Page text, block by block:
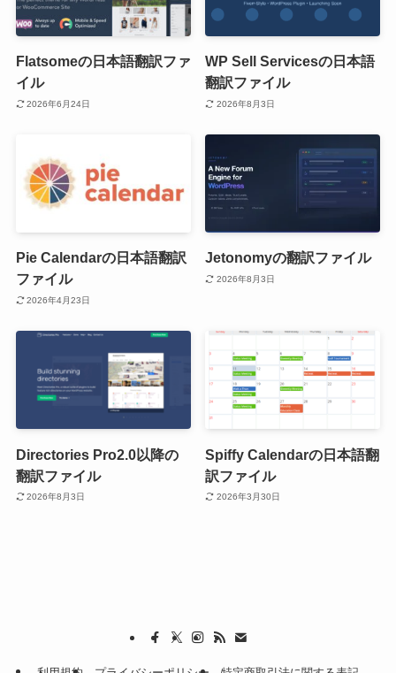
Flatsomeの日本語翻訳ファ
イル
2026年6月24日
WP Sell Servicesの日本語
翻訳ファイル
2026年8月3日
Pie Calendarの日本語翻訳
ファイル
2026年4月23日
Jetonomyの翻訳ファイル
2026年8月3日
Directories Pro2.0以降の
翻訳ファイル
2026年8月3日
Spiffy Calendarの日本語翻
訳ファイル
2026年3月30日